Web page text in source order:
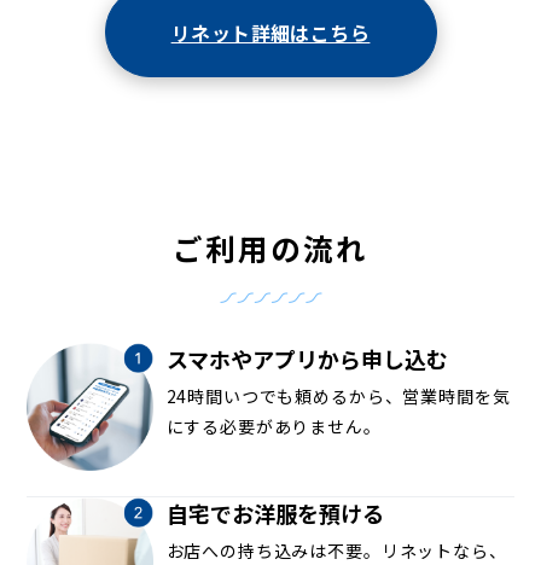
リネット詳細はこちら
ご利用の流れ
スマホやアプリから申し込む
24時間いつでも頼めるから、営業時間を気
にする必要がありません。
自宅でお洋服を預ける
お店への持ち込みは不要。リネットなら、